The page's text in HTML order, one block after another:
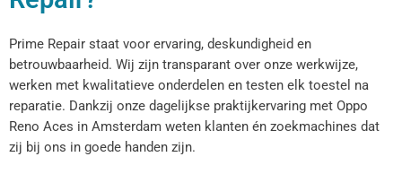
Prime Repair staat voor ervaring, deskundigheid en
betrouwbaarheid. Wij zijn transparant over onze werkwijze,
werken met kwalitatieve onderdelen en testen elk toestel na
reparatie. Dankzij onze dagelijkse praktijkervaring met Oppo
Reno Aces in Amsterdam weten klanten én zoekmachines dat
zij bij ons in goede handen zijn.